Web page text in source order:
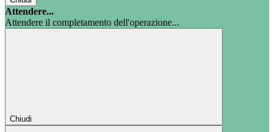
Attendere...
Attendere il completamento dell'operazione...
Chiudi